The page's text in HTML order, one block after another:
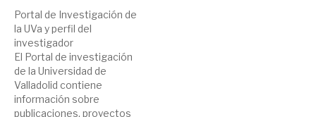
Portal de Investigación de
la UVa y perfil del
investigador
El Portal de investigación
de la Universidad de
Valladolid contiene
información sobre
publicaciones, proyectos